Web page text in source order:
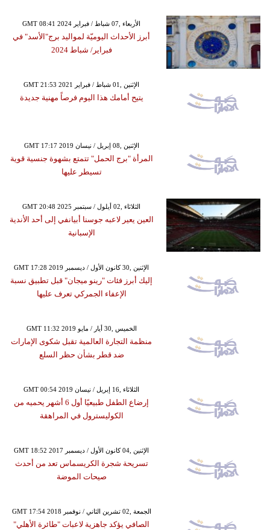
GMT 08:41 2024 الأربعاء ,07 شباط / فبراير
أبرز الأحداث اليوميّة لمواليد برج"الأسد" في
فبراير/ شباط 2024
GMT 21:53 2021 الإثنين ,01 شباط / فبراير
يتيح أمامك هذا اليوم فرصاً مهنية جديدة
GMT 17:17 2019 الإثنين ,08 إبريل / نيسان
المرأة "برج الحمل" تتمتع بشهوة جنسية قوية
تسيطر عليها
GMT 20:48 2025 الثلاثاء ,02 أيلول / سبتمبر
العين يعير لاعبه جوسنا أبيانفي إلى أحد الأندية
الإسبانية
GMT 17:28 2019 الإثنين ,30 كانون الأول / ديسمبر
إليك أبرز فئات "رينو ميجان" قبل تطبيق نسبة
الإعفاء الجمركي تعرف عليها
GMT 11:32 2019 الخميس ,30 أيار / مايو
منظمة التجارة العالمية تقبل شكوى الإمارات
ضد قطر بشأن حظر السلع
GMT 00:54 2019 الثلاثاء ,16 إبريل / نيسان
إرضاع الطفل طبيعيًا أول 6 أشهر يحميه من
الكوليسترول في المراهقة
GMT 18:52 2017 الإثنين ,04 كانون الأول / ديسمبر
تسريحة شجرة الكريسماس تعد من أحدث
صيحات الموضة
GMT 17:54 2018 الجمعة ,02 تشرين الثاني / نوفمبر
الصافي يؤكد جاهزية لاعبات "طائرة الأهلي"